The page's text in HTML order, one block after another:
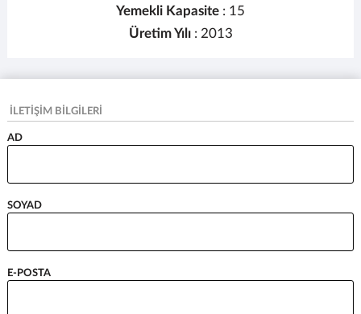
Yemekli Kapasite : 15
Üretim Yılı: 2013
İLETİŞİM BİLGİLERİ
AD
SOYAD
E-POSTA